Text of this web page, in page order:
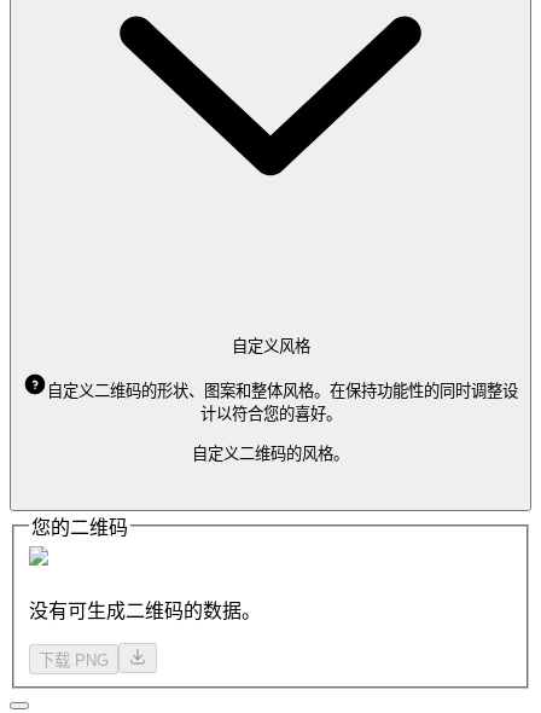
自定义风格
自定义二维码的形状、图案和整体风格。在保持功能性的同时调整设
计以符合您的喜好。
自定义二维码的风格。
您的二维码
没有可生成二维码的数据。
下载 PNG